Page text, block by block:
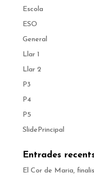
Escola
ESO
General
Llar 1
Llar 2
P3
P4
P5
SlidePrincipal
Entrades
El Cor de Maria,